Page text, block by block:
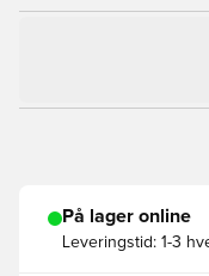
På lager online
Leveringstid: 1-3